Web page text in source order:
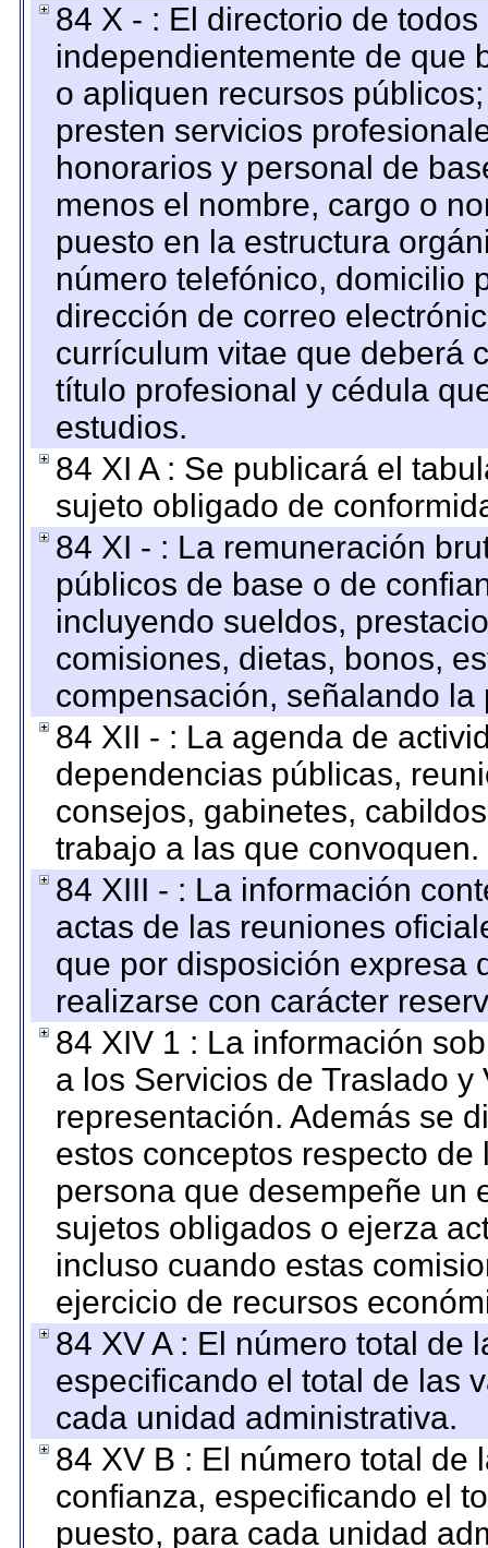
84 X - : El directorio de
independientemente de que
o apliquen recursos
presten servicios
honorarios y personal de
menos el nombre, cargo o
puesto en la estructura
número telefónico, domicilio
dirección de correo
currículum vitae que deberá
título profesional y cédula
estudios.
84 XI A : Se publicará el
sujeto obligado de
84 XI - : La remuneración
públicos de base o de
incluyendo sueldos,
comisiones, dietas, bonos,
compensación, señalando
84 XII - : La agenda de
dependencias públicas,
consejos, gabinetes,
trabajo a las que convoquen.
84 XIII - : La información
actas de las reuniones
que por disposición expresa
realizarse con carácter
84 XIV 1 : La información
a los Servicios de Traslado
representación. Además se
estos conceptos respecto
persona que desempeñe un
sujetos obligados o ejerza
incluso cuando estas
ejercicio de recursos
84 XV A : El número total de
especificando el total de las
cada unidad administrativa.
84 XV B : El número total de
confianza, especificando el
puesto, para cada unidad